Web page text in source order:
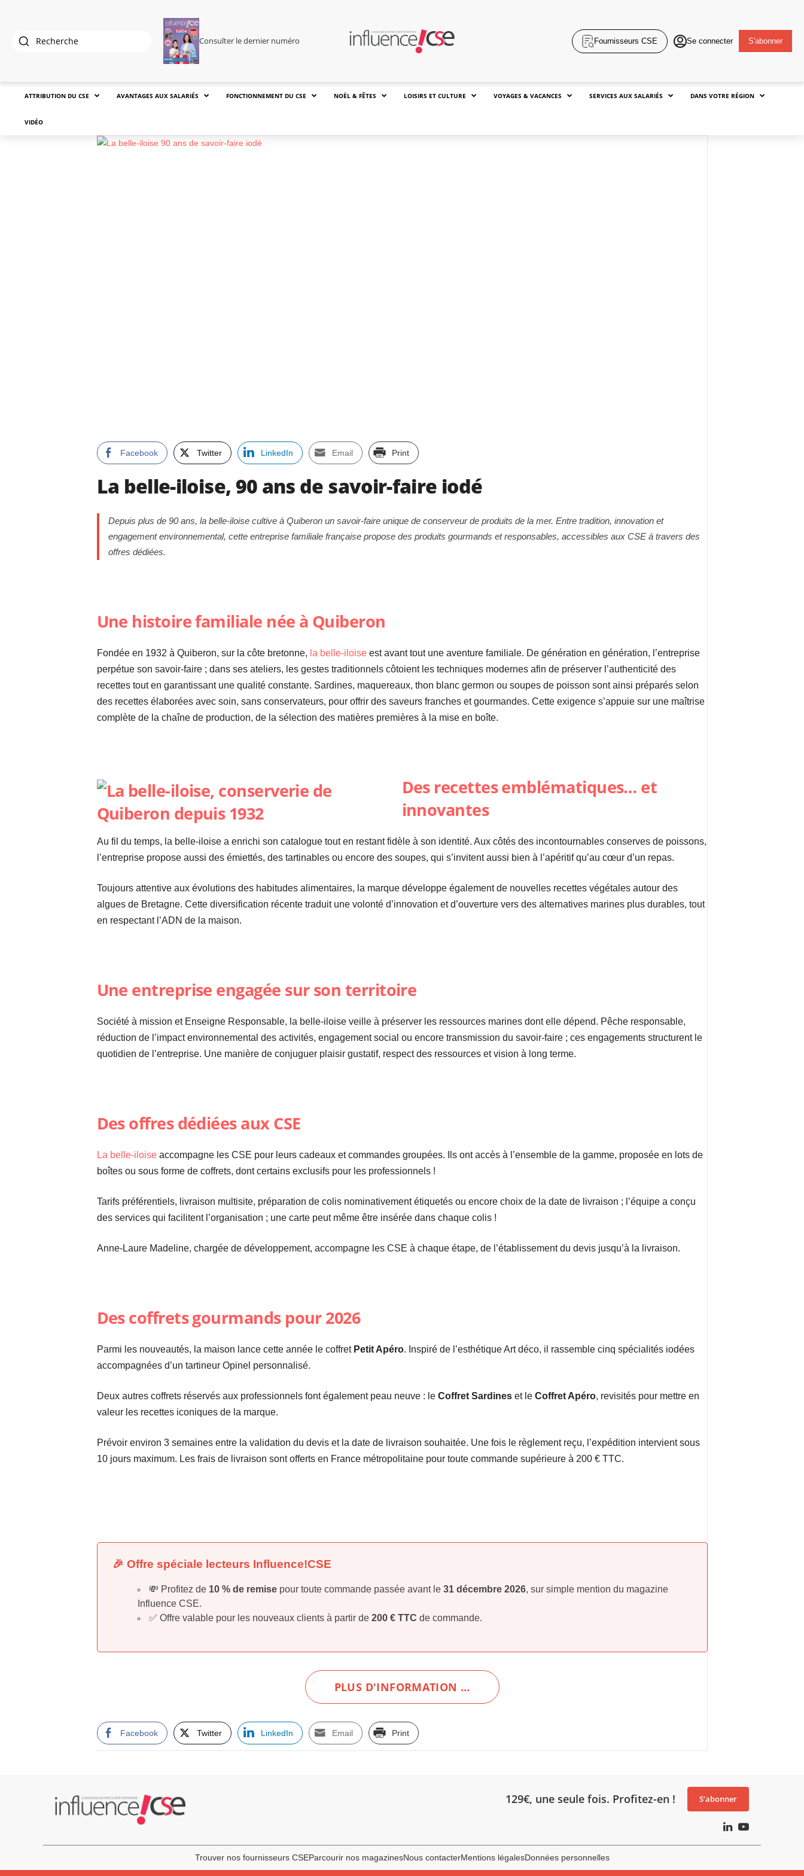
Consulter le dernier numéro Fournisseurs CSE Se connecter S'abonner
ATTRIBUTION DU CSE AVANTAGES AUX SALARIÉS FONCTIONNEMENT DU CSE NOËL & FÊTES LOISIRS ET CULTURE VOYAGES & VACANCES SERVICES AUX SALARIÉS DANS VOTRE RÉGION
VIDÉO
Facebook Twitter LinkedIn Email Print
La belle-iloise, 90 ans de savoir-faire iodé
Depuis plus de 90 ans, la belle-iloise cultive à Quiberon un savoir-faire unique de conserveur de produits de la mer. Entre tradition, innovation et
engagement environnemental, cette entreprise familiale française propose des produits gourmands et responsables, accessibles aux CSE à travers des
offres dédiées.
Une histoire familiale née à Quiberon
Fondée en 1932 à Quiberon, sur la côte bretonne, la belle-iloiseest avant tout une aventure familiale. De génération en génération, l’entreprise
perpétue son savoir-faire ; dans ses ateliers, les gestes traditionnels côtoient les techniques modernes afin de préserver l’authenticité des
recettes tout en garantissant une qualité constante. Sardines, maquereaux, thon blanc germon ou soupes de poisson sont ainsi préparés selon
des recettes élaborées avec soin, sans conservateurs, pour offrir des saveurs franches et gourmandes. Cette exigence s’appuie sur une maîtrise
complète de la chaîne de production, de la sélection des matières premières à la mise en boîte.
Des recettes emblématiques… et
innovantes
Au fil du temps, la belle-iloise a enrichi son catalogue tout en restant fidèle à son identité. Aux côtés des incontournables conserves de poissons,
l’entreprise propose aussi des émiettés, des tartinables ou encore des soupes, qui s’invitent aussi bien à l’apéritif qu’au cœur d’un repas.
Toujours attentive aux évolutions des habitudes alimentaires, la marque développe également de nouvelles recettes végétales autour des
algues de Bretagne. Cette diversification récente traduit une volonté d’innovation et d’ouverture vers des alternatives marines plus durables, tout
en respectant l’ADN de la maison.
Une entreprise engagée sur son territoire
Société à mission et Enseigne Responsable, la belle-iloise veille à préserver les ressources marines dont elle dépend. Pêche responsable,
réduction de l’impact environnemental des activités, engagement social ou encore transmission du savoir-faire ; ces engagements structurent le
quotidien de l’entreprise. Une manière de conjuguer plaisir gustatif, respect des ressources et vision à long terme.
Des offres dédiées aux CSE
La belle-iloiseaccompagne les CSE pour leurs cadeaux et commandes groupées. Ils ont accès à l’ensemble de la gamme, proposée en lots de
boîtes ou sous forme de coffrets, dont certains exclusifs pour les professionnels !
Tarifs préférentiels, livraison multisite, préparation de colis nominativement étiquetés ou encore choix de la date de livraison ; l’équipe a conçu
des services qui facilitent l’organisation ; une carte peut même être insérée dans chaque colis !
Anne-Laure Madeline, chargée de développement, accompagne les CSE à chaque étape, de l’établissement du devis jusqu’à la livraison.
Des coffrets gourmands pour 2026
Parmi les nouveautés, la maison lance cette année le coffret Petit Apéro. Inspiré de l’esthétique Art déco, il rassemble cinq spécialités iodées
accompagnées d’un tartineur Opinel personnalisé.
Deux autres coffrets réservés aux professionnels font également peau neuve : le Coffret Sardineset le Coffret Apéro, revisités pour mettre en
valeur les recettes iconiques de la marque.
Prévoir environ 3 semaines entre la validation du devis et la date de livraison souhaitée. Une fois le règlement reçu, l’expédition intervient sous
10 jours maximum. Les frais de livraison sont offerts en France métropolitaine pour toute commande supérieure à 200 € TTC.
🎉 Offre spéciale lecteurs Influence!CSE
💸 Profitez de 10 % de remisepour toute commande passée avant le 31 décembre 2026, sur simple mention du magazine
Influence CSE.
✅ Offre valable pour les nouveaux clients à partir de 200 € TTC de commande.
PLUS D'INFORMATION …
Facebook Twitter LinkedIn Email Print
129€, une seule fois. Profitez-en ! S’abonner
Trouver nos fournisseurs CSEParcourir nos magazinesNous contacterMentions légalesDonnées personnelles